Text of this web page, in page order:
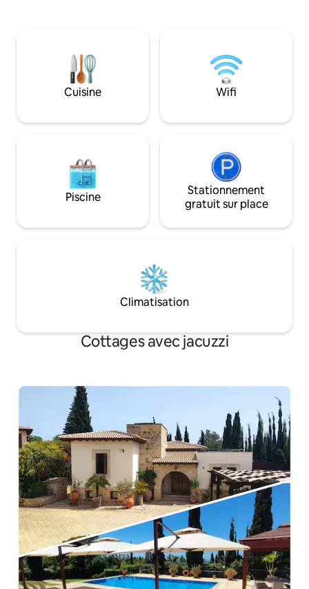
28", d'une salle de bain privée et d'un
balcon avec vue sur la mer. Le salon
comprend une télévision connectée de
50". Cuisine avec cuisinière, micro-
pour 8 personnes, ainsi qu'un bar idéal
l'architecture
avec des
atmosphère
avec sa cour
naturel.
Cuisine Wifi
Piscine
Stationnement
gratuit sur place
Climatisation
Cottages avec jacuzzi